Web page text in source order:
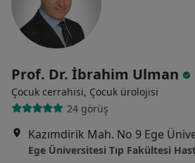
Prof. Dr. İbrahim Ulman
Çocuk cerrahisi, Çocuk ürolojisi
24 görüş
Ege Üniversitesi Tıp Fakültesi